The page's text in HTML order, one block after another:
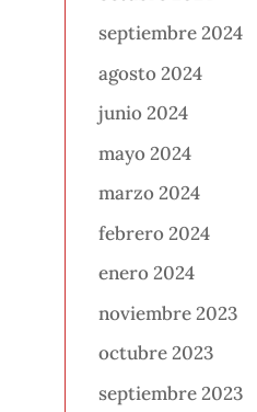
septiembre 2024
agosto 2024
junio 2024
mayo 2024
marzo 2024
febrero 2024
enero 2024
noviembre 2023
octubre 2023
septiembre 2023